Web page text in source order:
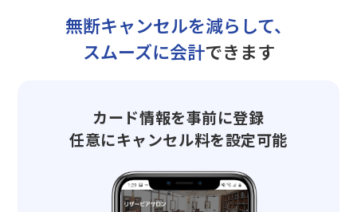
無断キャンセルを減らして、
スムーズに会計できます
カード情報を事前に登録
任意にキャンセル料を設定可能